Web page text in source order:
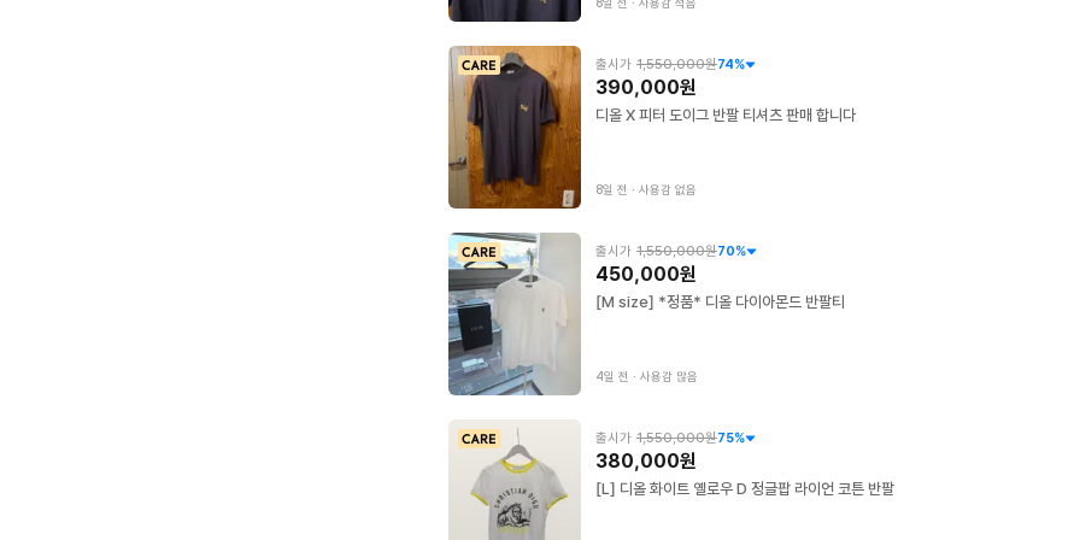
출시가 1,550,000원74%
390,000원
디올 X 피터 도이그 반팔 티셔츠 판매 합니다
8일 전 ∙ 사용감 없음
출시가 1,550,000원70%
450,000원
[M size] *정품* 디올 다이아몬드 반팔티
4일 전 ∙ 사용감 많음
출시가 1,550,000원75%
380,000원
[L] 디올 화이트 옐로우 D 정글팝 라이언 코튼 반팔